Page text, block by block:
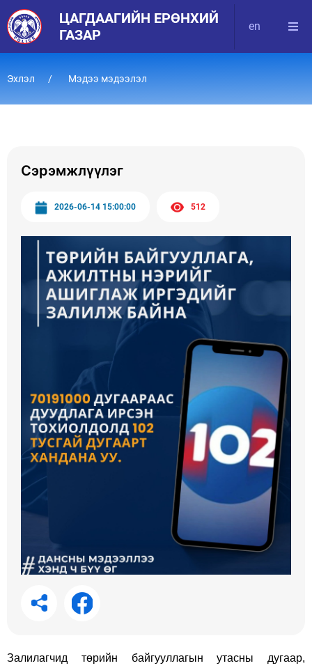
ЦАГДААГИЙН ЕРӨНХИЙ
ГАЗАР
en
Эхлэл Мэдээ мэдээлэл
Сэрэмжлүүлэг
2026-06-14 15:00:00 512
Залилагчид төрийн байгууллагын утасны дугаар,